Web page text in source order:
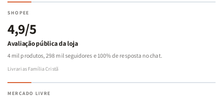
SHOPEE
4,9/5
Avaliação pública da loja
4 mil produtos, 298 mil seguidores e 100% de resposta no chat.
Livrarias Família Cristã
MERCADO LIVRE